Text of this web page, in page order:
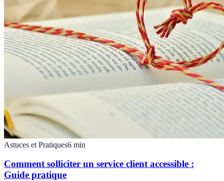
Astuces et Pratiques6 min
Comment solliciter un service client accessible :
Guide pratique